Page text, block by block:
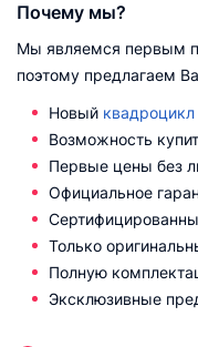
Почему мы?
Мы являемся первым
поэтому предлагаем
Новый квадроцикл
Возможность
Первые цены без
Официальное
Только
Полную
Эксклюзивные